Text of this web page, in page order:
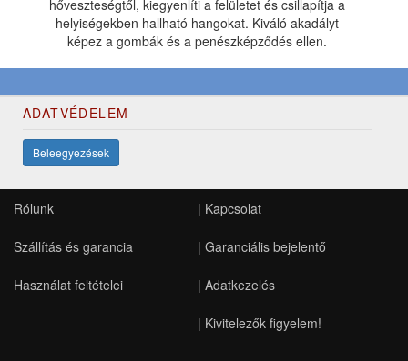
hőveszteségtől, kiegyenlíti a felületet és csillapítja a
helyiségekben hallható hangokat. Kiváló akadályt
képez a gombák és a penészképződés ellen.
ADATVÉDELEM
Beleegyezések
Rólunk
Szállítás és garancia
Használat feltételei
| Kapcsolat
| Garanciális bejelentő
| Adatkezelés
| Kivitelezők figyelem!